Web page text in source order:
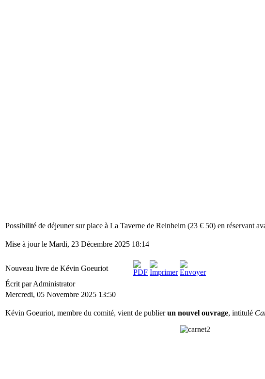
Possibilité de déjeuner sur place à La Taverne de Reinheim (23 € 50) en réservant
Mise à jour le Mardi, 23 Décembre 2025 18:14
Nouveau livre de Kévin Goeuriot
Écrit par Administrator
Mercredi, 05 Novembre 2025 13:50
Kévin Goeuriot, membre du comité, vient de publierun nouvel ouvrage, intitulé